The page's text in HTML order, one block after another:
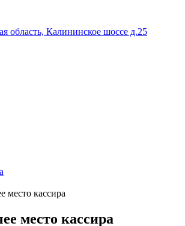
область, Калининское шоссе д.25
место кассира
место кассира